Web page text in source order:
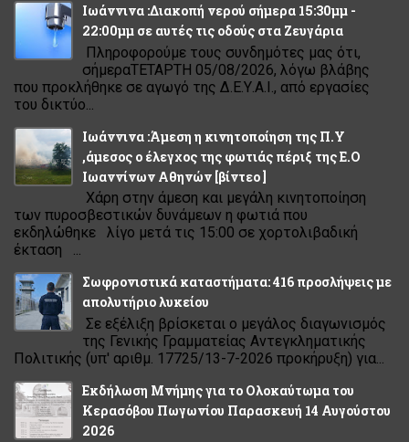
Ιωάννινα :Διακοπή νερού σήμερα 15:30μμ -
22:00μμ σε αυτές τις οδούς στα Ζευγάρια
Πληροφορούμε τους συνδημότες μας ότι,
σήμεραΤΕΤΑΡΤΗ 05/08/2026, λόγω βλάβης
που προκλήθηκε σε αγωγό της Δ.Ε.Υ.Α.Ι., από εργασίες
του δικτύο...
Ιωάννινα :Άμεση η κινητοποίηση της Π.Υ
,άμεσος ο έλεγχος της φωτιάς πέριξ της Ε.Ο
Ιωαννίνων Αθηνών [βίντεο ]
Χάρη στην άμεση και μεγάλη κινητοποίηση
των πυροσβεστικών δυνάμεων η φωτιά που
εκδηλώθηκε λίγο μετά τις 15:00 σε χορτολιβαδική
έκταση ...
Σωφρονιστικά καταστήματα: 416 προσλήψεις με
απολυτήριο λυκείου
Σε εξέλιξη βρίσκεται ο μεγάλος διαγωνισμός
της Γενικής Γραμματείας Αντεγκληματικής
Πολιτικής (υπ' αριθμ. 17725/13-7-2026 προκήρυξη) για...
Εκδήλωση Μνήμης για το Ολοκαύτωμα του
Κερασόβου Πωγωνίου Παρασκευή 14 Αυγούστου
2026